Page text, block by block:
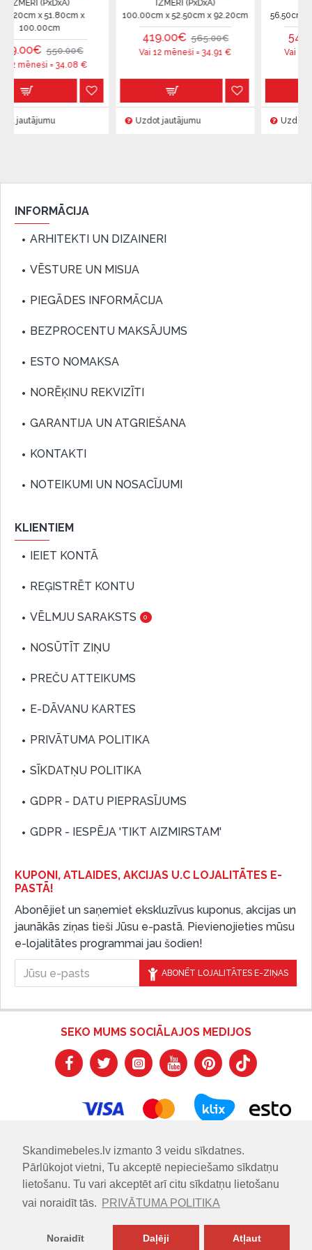
Skandimebeles.lv izmanto 3 veidu sīkdatnes.
Pārlūkojot vietni, Tu akceptē nepieciešamo sīkdatņu
lietošanu. Tu vari akceptēt arī citu sīkdatņu lietošanu
vai noraidīt tās.
PRIVĀTUMA POLITIKA
Noraidīt
Daļēji
Atļaut
x
34.08€
IZMĒRI (PxDxA)
100.00cm x 52.50cm x 92.20cm
565.00€
Vai 12 mēneši =34.91€
Uzdot jautājumu
56.50cm x 112.70cm x
Vai 12 mēneši =
Uzdot jautājumu
INFORMĀCIJA
ARHITEKTI UN DIZAINERI
VĒSTURE UN MISIJA
PIEGĀDES INFORMĀCIJA
BEZPROCENTU MAKSĀJUMS
ESTO NOMAKSA
NORĒĶINU REKVIZĪTI
GARANTIJA UN ATGRIEŠANA
KONTAKTI
NOTEIKUMI UN NOSACĪJUMI
KLIENTIEM
IEIET KONTĀ
REĢISTRĒT KONTU
VĒLMJU SARAKSTS 0
NOSŪTĪT ZIŅU
PREČU ATTEIKUMS
E-DĀVANU KARTES
PRIVĀTUMA POLITIKA
SĪKDATŅU POLITIKA
GDPR - DATU PIEPRASĪJUMS
GDPR - IESPĒJA 'TIKT AIZMIRSTAM'
KUPONI, ATLAIDES, AKCIJAS U.C LOJALITĀTES E-
PASTĀ!
Abonējiet un saņemiet ekskluzīvus kuponus, akcijas un
jaunākās ziņas tieši Jūsu e-pastā. Pievienojieties mūsu
e-lojalitātes programmai jau šodien!
ABONĒT LOJALITĀTES E-ZIŅAS
SEKO MUMS SOCIĀLAJOS MEDIJOS